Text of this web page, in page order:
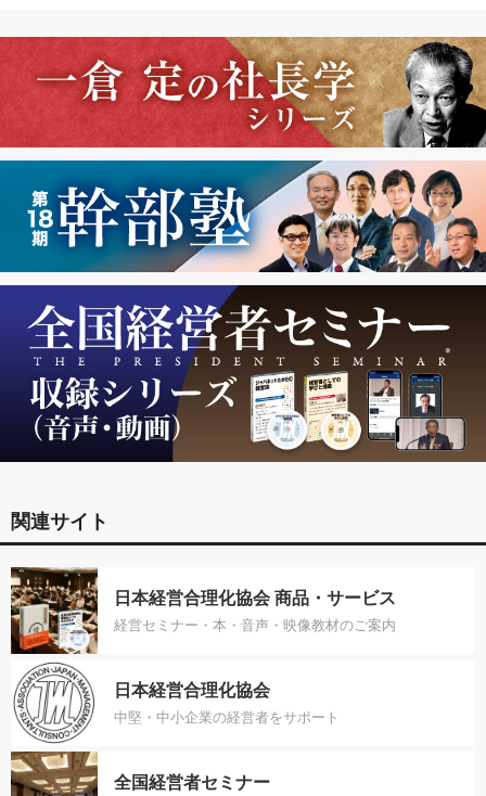
関連サイト
日本経営合理化協会 商品・サービス
経営セミナー・本・音声・映像教材のご案内
日本経営合理化協会
中堅・中小企業の経営者をサポート
全国経営者セミナー